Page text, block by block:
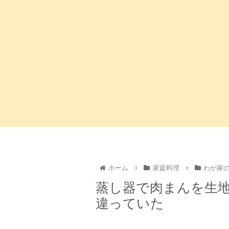
ホーム 家庭料理 わが家
蒸し器で肉まんを生
違っていた